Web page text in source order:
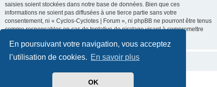
En poursuivant votre navigation, vous acceptez
l’utilisation de cookies. En savoir plus
OK
saisies soient stockées dans notre base de données. Bien que ces
informations ne soient pas diffusées à une tierce partie sans votre
consentement, ni « Cyclos-Cyclotes | Forum », ni phpBB ne pourront être tenus
comme responsables en cas de tentative de piratage visant à compromettre
phpBB ® Forum Software © phpBB Limited